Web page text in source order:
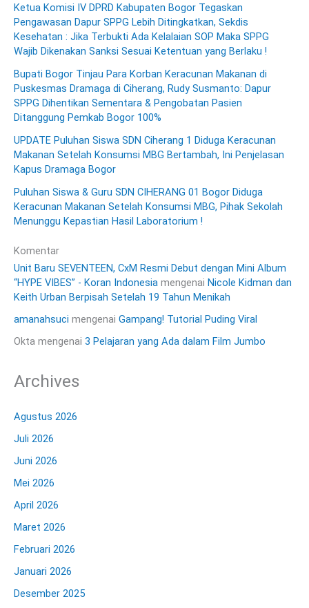
Ketua Komisi IV DPRD Kabupaten Bogor Tegaskan
Pengawasan Dapur SPPG Lebih Ditingkatkan, Sekdis
Kesehatan : Jika Terbukti Ada Kelalaian SOP Maka SPPG
Wajib Dikenakan Sanksi Sesuai Ketentuan yang Berlaku !
Bupati Bogor Tinjau Para Korban Keracunan Makanan di
Puskesmas Dramaga di Ciherang, Rudy Susmanto: Dapur
SPPG Dihentikan Sementara & Pengobatan Pasien
Ditanggung Pemkab Bogor 100%
UPDATE Puluhan Siswa SDN Ciherang 1 Diduga Keracunan
Makanan Setelah Konsumsi MBG Bertambah, Ini Penjelasan
Kapus Dramaga Bogor
Puluhan Siswa & Guru SDN CIHERANG 01 Bogor Diduga
Keracunan Makanan Setelah Konsumsi MBG, Pihak Sekolah
Menunggu Kepastian Hasil Laboratorium !
Komentar
Unit Baru SEVENTEEN, CxM Resmi Debut dengan Mini Album
“HYPE VIBES” - Koran Indonesia mengenai Nicole Kidman dan
Keith Urban Berpisah Setelah 19 Tahun Menikah
amanahsuci mengenai Gampang! Tutorial Puding Viral
Okta mengenai 3 Pelajaran yang Ada dalam Film Jumbo
Archives
Agustus 2026
Juli 2026
Juni 2026
Mei 2026
April 2026
Maret 2026
Februari 2026
Januari 2026
Desember 2025